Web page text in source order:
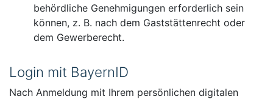
behördliche Genehmigungen erforderlich sein
können, z. B. nach dem Gaststättenrecht oder
dem Gewerberecht.
Login mit BayernID
Nach Anmeldung mit Ihrem persönlichen digitalen